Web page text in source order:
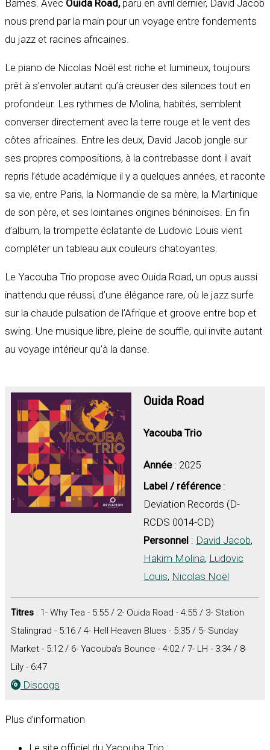
Barnes. Avec Ouida Road,paru en avril dernier, David Jacob
nous prend par la main pour un voyage entre fondements
du jazz et racines africaines.
Le piano de Nicolas Noël est riche et lumineux, toujours
prêt à s’envoler autant qu’à creuser des silences tout en
profondeur. Les rythmes de Molina, habités, semblent
converser directement avec la terre rouge et le vent des
côtes africaines. Entre les deux, David Jacob jongle sur
ses propres compositions, à la contrebasse dont il avait
repris l’étude académique il y a quelques années, et raconte
sa vie, entre Paris, la Normandie de sa mère, la Martinique
de son père, et ses lointaines origines béninoises. En fin
d’album, la trompette éclatante de Ludovic Louis vient
compléter un tableau aux couleurs chatoyantes.
Le Yacouba Trio propose avec Ouida Road, un opus aussi
inattendu que réussi, d’une élégance rare, où le jazz surfe
sur la chaude pulsation de l’Afrique et groove entre bop et
swing. Une musique libre, pleine de souffle, qui invite autant
au voyage intérieur qu’à la danse.
Ouida Road
Yacouba Trio
Année: 2025
Label / référence:
Deviation Records (D-
RCDS 0014-CD)
Personnel : David Jacob,
Hakim Molina, Ludovic
Louis, Nicolas Noël
Titres : 1- Why Tea - 5:55 / 2- Ouida Road - 4:55 / 3- Station
Stalingrad - 5:16 / 4- Hell Heaven Blues - 5:35 / 5- Sunday
Market - 5:12 / 6- Yacouba's Bounce - 4:02 / 7- LH - 3:34 / 8-
Lily - 6:47
Discogs
Plus d’information
Le site officiel du Yacouba Trio :